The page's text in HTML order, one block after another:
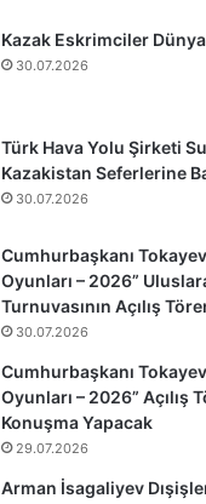
Kazak Eskrimciler
30.07.2026
Türk Hava Yolu Şirketi
Kazakistan Seferlerine
30.07.2026
Cumhurbaşkanı
Oyunları – 2026”
Turnuvasının Açılış
30.07.2026
Cumhurbaşkanı
Oyunları – 2026” Açılış
Konuşma Yapacak
29.07.2026
Arman İsagaliyev